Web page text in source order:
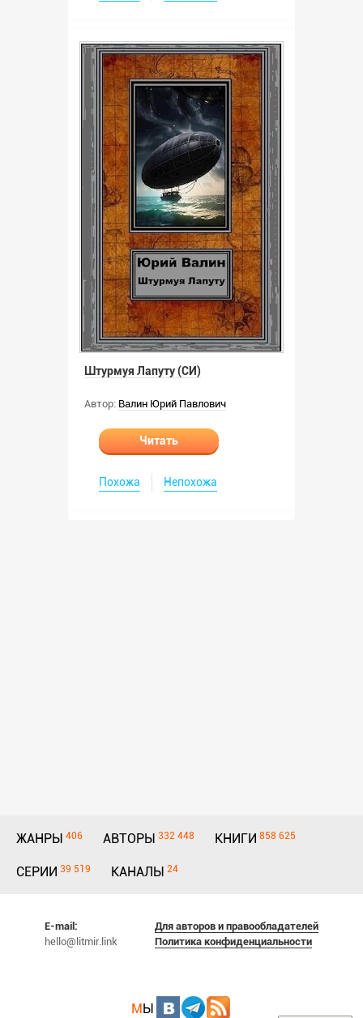
Штурмуя Лапуту (СИ)
Автор: Валин Юрий Павлович
Читать
Похожа Непохожа
ЖАНРЫ 406 АВТОРЫ 332 448 КНИГИ 858 625
СЕРИИ 39 519 КАНАЛЫ 24
E-mail:
hello@litmir.link
Для авторов и правообладателей
Политика конфиденциальности
МЫ